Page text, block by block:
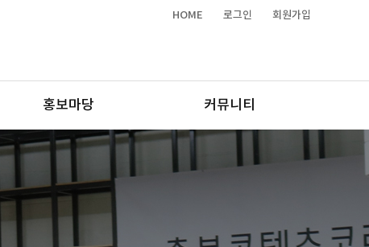
HOME 로그인 회원가입
홍보마당 커뮤니티